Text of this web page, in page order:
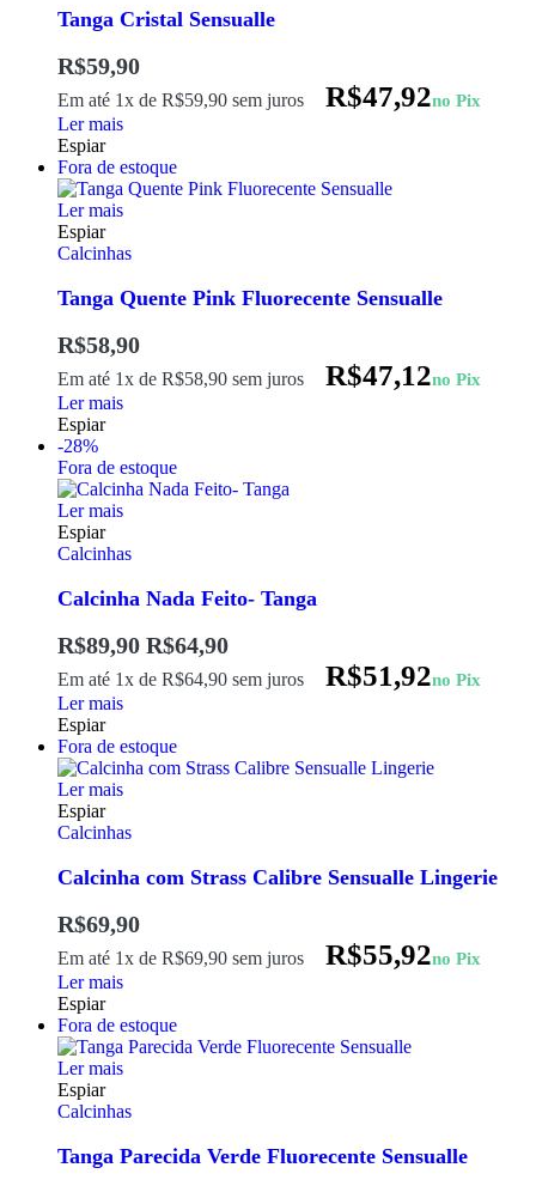
Tanga Cristal Sensualle
R$59,90
Em até 1x de R$59,90 sem juros R$47,92no Pix
Ler mais
Espiar
Fora de estoque
Ler mais
Espiar
Calcinhas
Tanga Quente Pink Fluorecente Sensualle
R$58,90
Em até 1x de R$58,90 sem juros R$47,12no Pix
Ler mais
Espiar
-28%
Fora de estoque
Ler mais
Espiar
Calcinhas
Calcinha Nada Feito- Tanga
R$89,90 R$64,90
Em até 1x de R$64,90 sem juros R$51,92no Pix
Ler mais
Espiar
Fora de estoque
Ler mais
Espiar
Calcinhas
Calcinha com Strass Calibre Sensualle Lingerie
R$69,90
Em até 1x de R$69,90 sem juros R$55,92no Pix
Ler mais
Espiar
Fora de estoque
Ler mais
Espiar
Calcinhas
Tanga Parecida Verde Fluorecente Sensualle